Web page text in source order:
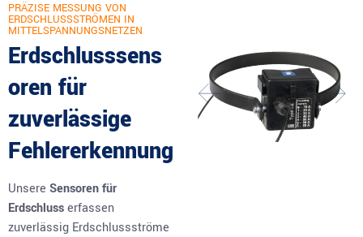
PRÄZISE MESSUNG VON
ERDSCHLUSSSTRÖMEN IN
MITTELSPANNUNGSNETZEN
Erdschlusssens
oren für
zuverlässige
Fehlererkennung
Unsere Sensoren für
Erdschlusserfassen
zuverlässig Erdschlussströme